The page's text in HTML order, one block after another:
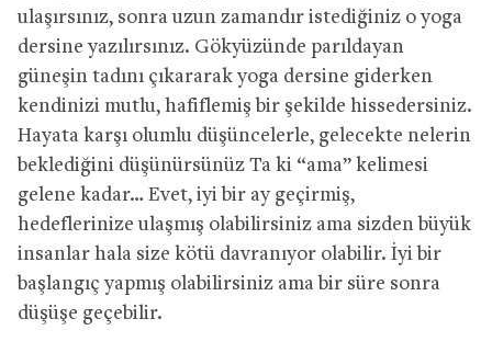
ulaşırsınız, sonra uzun zamandır istediğiniz o yoga
dersine yazılırsınız. Gökyüzünde parıldayan
güneşin tadını çıkararak yoga dersine giderken
kendinizi mutlu, hafiflemiş bir şekilde hissedersiniz.
Hayata karşı olumlu düşüncelerle, gelecekte nelerin
beklediğini düşünürsünüz Ta ki “ama” kelimesi
gelene kadar… Evet, iyi bir ay geçirmiş,
hedeflerinize ulaşmış olabilirsiniz ama sizden büyük
insanlar hala size kötü davranıyor olabilir. İyi bir
başlangıç yapmış olabilirsiniz ama bir süre sonra
düşüşe geçebilir.